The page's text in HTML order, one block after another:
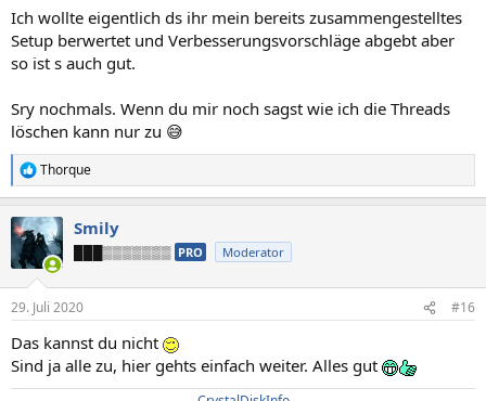
…
Ich wollte eigentlich ds ihr mein bereits zusammengestelltes
Setup berwertet und Verbesserungsvorschläge abgebt aber
so ist s auch gut.
Sry nochmals. Wenn du mir noch sagst wie ich die Threads
löschen kann nur zu 😅
R
e
k
t
i
e
:
Thorque
Smily
███▒▒▒▒▒▒▒ PRO Moderator
29. Juli 2020 #16
Das kannst du nicht
Sind ja alle zu, hier gehts einfach weiter. Alles gut